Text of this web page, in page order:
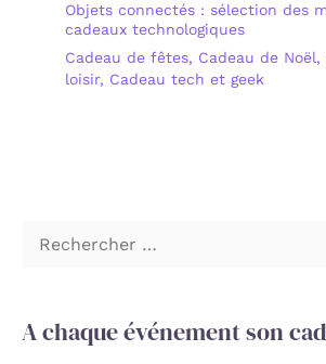
Objets connectés : sélection des
cadeaux technologiques
Cadeau de fêtes, Cadeau de Noël,
loisir, Cadeau tech et geek
c
A chaque événement son